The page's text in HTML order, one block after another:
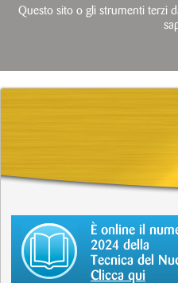
È online il
2024 della
Tecnica del
Clicca qui
Questo sito o gli strumenti terzi